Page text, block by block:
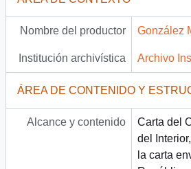
Nombre del productor González
Institución archivística Archivo
ÁREA DE CONTENIDO Y
Alcance y contenido
Carta del
del
la carta